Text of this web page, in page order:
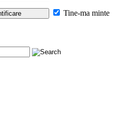
Tine-ma minte